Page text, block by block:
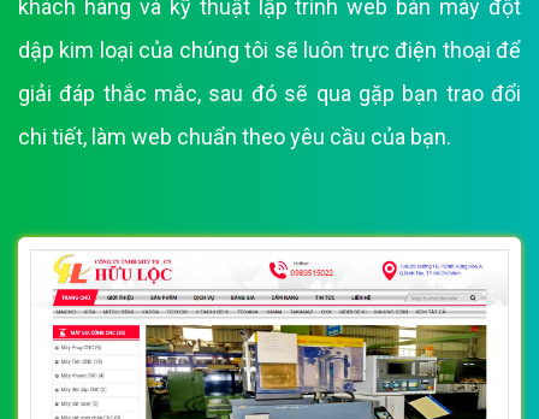
khách hàng và kỹ thuật lập trình web bán máy đột
dập kim loại của chúng tôi sẽ luôn trực điện thoại để
giải đáp thắc mắc, sau đó sẽ qua gặp bạn trao đổi
chi tiết, làm web chuẩn theo yêu cầu của bạn.